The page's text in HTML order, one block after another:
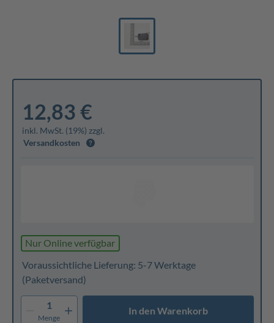
12,83 €
inkl. MwSt. (19%) zzgl.
Versandkosten
Nur Online verfügbar
Voraussichtliche Lieferung: 5-7 Werktage
(Paketversand)
1
Menge
In den Warenkorb